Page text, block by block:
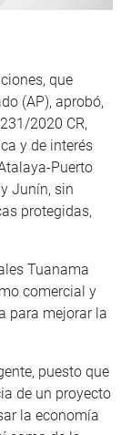
que
(AP), aprobó,
2020 CR,
y de interés
Puerto
Junín, sin
protegidas,
Tuanama
comercial y
para mejorar la
puesto que
de un proyecto
la economía